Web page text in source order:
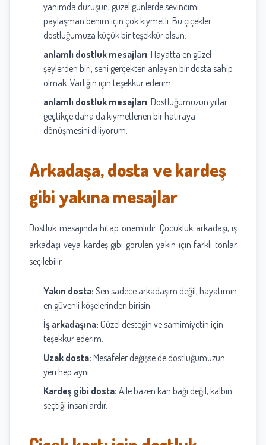
yanımda duruşun, güzel günlerde sevincimi
paylaşman benim için çok kıymetli. Bu çiçekler
dostluğumuza küçük bir teşekkür olsun.
anlamlı dostluk mesajları: Hayatta en güzel
şeylerden biri, seni gerçekten anlayan bir dosta sahip
olmak. Varlığın için teşekkür ederim.
anlamlı dostluk mesajları: Dostluğumuzun yıllar
geçtikçe daha da kıymetlenen bir hatıraya
dönüşmesini diliyorum.
Arkadaşa, dosta ve kardeş
gibi yakına mesajlar
Dostluk mesajında hitap önemlidir. Çocukluk arkadaşı, iş
arkadaşı veya kardeş gibi görülen yakın için farklı tonlar
seçilebilir.
Yakın dosta: Sen sadece arkadaşım değil, hayatımın
en güvenli köşelerinden birisin.
İş arkadaşına: Güzel desteğin ve samimiyetin için
teşekkür ederim.
Uzak dosta: Mesafeler değişse de dostluğumuzun
yeri hep aynı.
Kardeş gibi dosta: Aile bazen kan bağı değil, kalbin
seçtiği insanlardır.